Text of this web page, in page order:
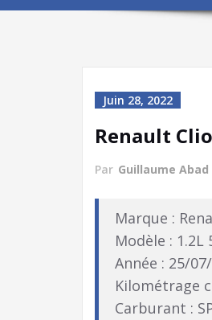
Juin 28, 2022
Renault
Par Guillaume Abad
Marque :
Modèle : 1.2L
Année : 25/
Kilométrage
Carburant :